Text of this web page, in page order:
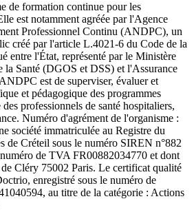
de formation continue pour les
est notamment agréée par l'Agence
Professionnel Continu (ANDPC), un
créé par l'article L.4021-6 du Code de la
entre l'État, représenté par le Ministère
la Santé (DGOS et DSS) et l'Assurance
est de superviser, évaluer et
et pédagogique des programmes
professionnels de santé hospitaliers,
Numéro d'agrément de l'organisme :
société immatriculée au Registre du
de Créteil sous le numéro SIREN n°882
de TVA FR00882034770 et dont
de Cléry 75002 Paris. Le certificat qualité
enregistré sous le numéro de
au titre de la catégorie : Actions